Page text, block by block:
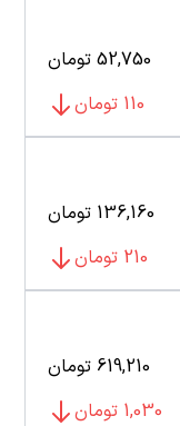
52,750 تومان
110 تومان
136,160 تومان
210 تومان
619,210 تومان
1,030 تومان